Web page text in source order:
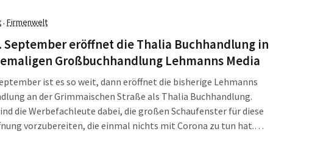
ein“, titelte die FOM Hochschule in ihrer Pressemitteilung
· Firmenwelt
September eröffnet die Thalia Buchhandlung in
Großbuchhandlung Lehmanns Media
ist es so weit, dann eröffnet die bisherige Lehmanns
an der Grimmaischen Straße als Thalia Buchhandlung.
die Werbefachleute dabei, die großen Schaufenster für diese
vorzubereiten, die einmal nichts mit Corona zu tun hat.